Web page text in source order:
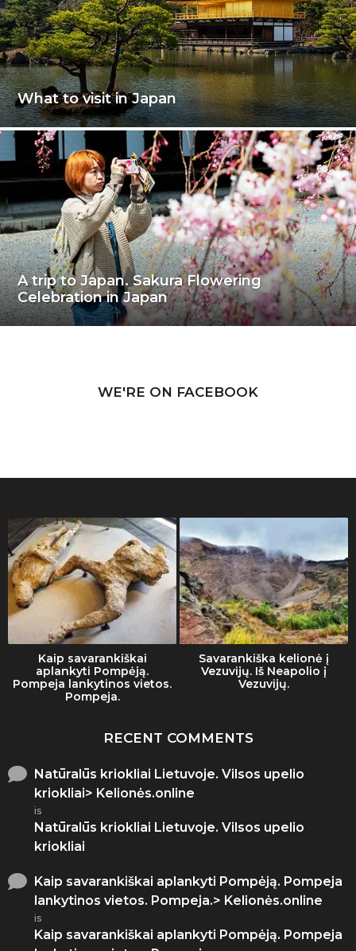
What to visit in Japan
A trip to Japan. Sakura Flowering
Celebration in Japan
WE'RE ON FACEBOOK
Kaip savarankiškai
aplankyti Pompėją.
Pompeja lankytinos vietos.
Pompeja.
Savarankiška kelionė į
Vezuvijų. Iš Neapolio į
Vezuvijų.
RECENT COMMENTS
Natūralūs kriokliai Lietuvoje. Vilsos upelio
kriokliai> Kelionės.online
is
Natūralūs kriokliai Lietuvoje. Vilsos upelio
kriokliai
Kaip savarankiškai aplankyti Pompėją. Pompeja
lankytinos vietos. Pompeja.> Kelionės.online
is
Kaip savarankiškai aplankyti Pompėją. Pompeja